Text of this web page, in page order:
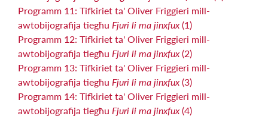
Programm 11: Tifkiriet ta' Oliver Friggieri mill-
awtobijografija tiegħu Fjuri li ma jinxfux(1)
Programm 12: Tifkiriet ta' Oliver Friggieri mill-
awtobijografija tiegħu Fjuri li ma jinxfux(2)
Programm 13: Tifkiriet ta' Oliver Friggieri mill-
awtobijografija tiegħu Fjuri li ma jinxfux(3)
Programm 14: Tifkiriet ta' Oliver Friggieri mill-
awtobijografija tiegħu Fjuri li ma jinxfux(4)